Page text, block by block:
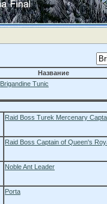
Название
Brigandine Tunic
Raid Boss Turek Mercenary
Raid Boss Captain of Queen's
Noble Ant Leader
Porta